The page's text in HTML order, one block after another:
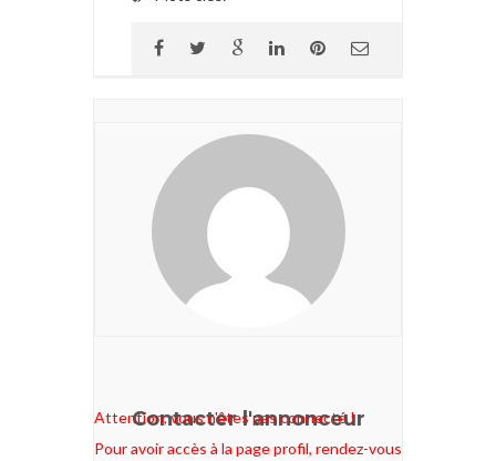
Contacter l'annonceur
Attention, vous n'êtes pas connecté !
Pour avoir accès à la page profil, rendez-vous